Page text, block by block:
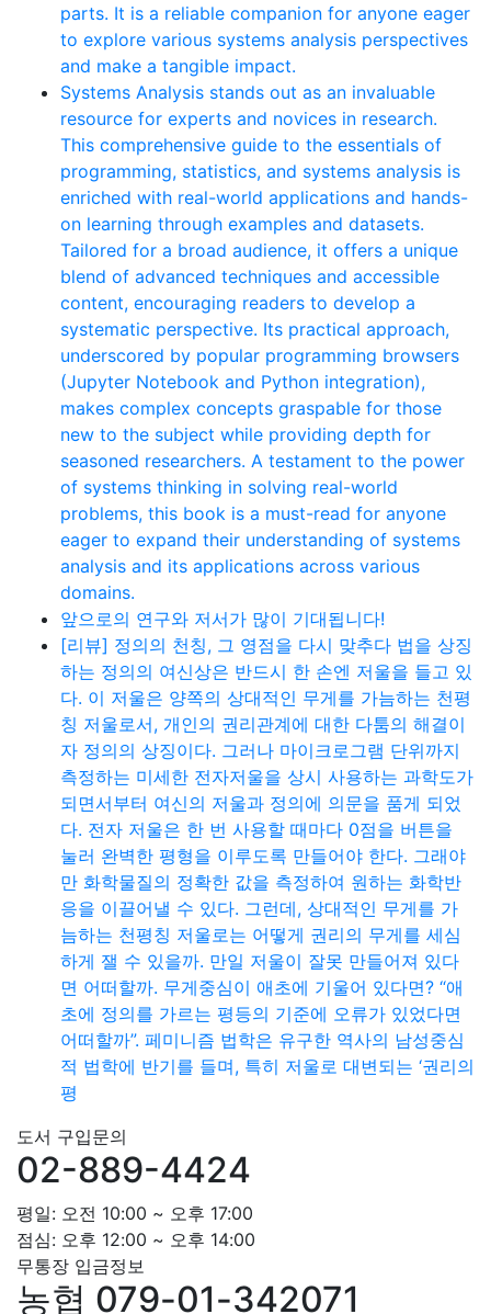
parts. It is a reliable companion for anyone eager
to explore various systems analysis perspectives
and make a tangible impact.
Systems Analysis stands out as an invaluable
resource for experts and novices in research.
This comprehensive guide to the essentials of
programming, statistics, and systems analysis is
enriched with real-world applications and hands-
on learning through examples and datasets.
Tailored for a broad audience, it offers a unique
blend of advanced techniques and accessible
content, encouraging readers to develop a
systematic perspective. Its practical approach,
underscored by popular programming browsers
(Jupyter Notebook and Python integration),
makes complex concepts graspable for those
new to the subject while providing depth for
seasoned researchers. A testament to the power
of systems thinking in solving real-world
problems, this book is a must-read for anyone
eager to expand their understanding of systems
analysis and its applications across various
domains.
앞으로의 연구와 저서가 많이 기대됩니다!
[리뷰] 정의의 천칭, 그 영점을 다시 맞추다 법을 상징
하는 정의의 여신상은 반드시 한 손엔 저울을 들고 있
다. 이 저울은 양쪽의 상대적인 무게를 가늠하는 천평
칭 저울로서, 개인의 권리관계에 대한 다툼의 해결이
자 정의의 상징이다. 그러나 마이크로그램 단위까지
측정하는 미세한 전자저울을 상시 사용하는 과학도가
되면서부터 여신의 저울과 정의에 의문을 품게 되었
다. 전자 저울은 한 번 사용할 때마다 0점을 버튼을
눌러 완벽한 평형을 이루도록 만들어야 한다. 그래야
만 화학물질의 정확한 값을 측정하여 원하는 화학반
응을 이끌어낼 수 있다. 그런데, 상대적인 무게를 가
늠하는 천평칭 저울로는 어떻게 권리의 무게를 세심
하게 잴 수 있을까. 만일 저울이 잘못 만들어져 있다
면 어떠할까. 무게중심이 애초에 기울어 있다면? “애
초에 정의를 가르는 평등의 기준에 오류가 있었다면
어떠할까”. 페미니즘 법학은 유구한 역사의 남성중심
적 법학에 반기를 들며, 특히 저울로 대변되는 ‘권리의
평
도서 구입문의
02-889-4424
평일: 오전 10:00 ~ 오후 17:00
점심: 오후 12:00 ~ 오후 14:00
무통장 입금정보
농협 079-01-342071